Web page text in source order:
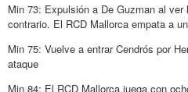
Min 73: Expulsión a De Guzman al
contrario. El RCD Mallorca empata a
Min 75: Vuelve a entrar Cendrós por
ataque
Min 84: El RCD Mallorca juega con